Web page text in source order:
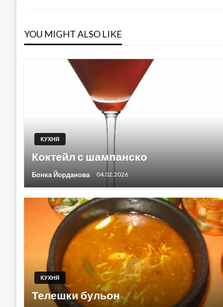
YOU MIGHT ALSO LIKE
КУХНЯ
Коктейл с шампанско
Бонка Йорданова 04.02.2026
КУХНЯ
Телешки бульон